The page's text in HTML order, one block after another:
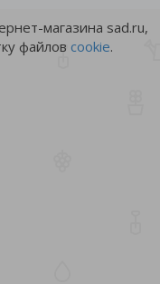
магазина sad.ru,
файлов cookie.